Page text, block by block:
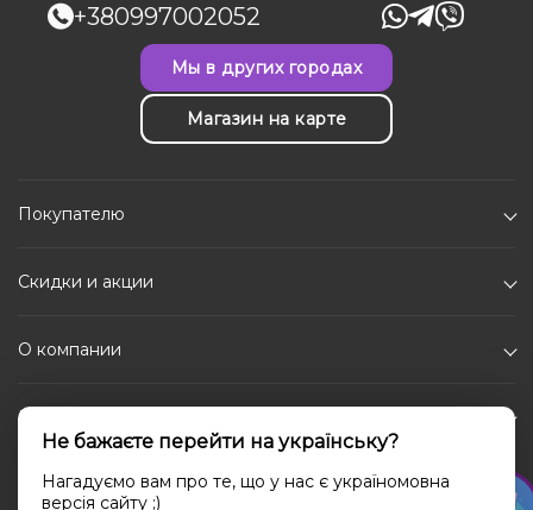
+380997002052
Мы в других городах
Магазин на карте
Покупателю
Скидки и акции
О компании
Каталог
Социальные сети
Не бажаєте перейти на українську?
Нагадуємо вам про те, що у нас є україномовна
версія сайту ;)